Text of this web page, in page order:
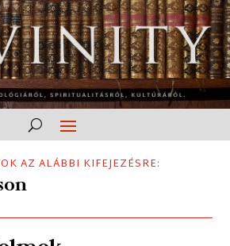
AZ ALÁBBI KIFEJEZÉSRE: